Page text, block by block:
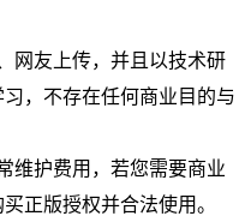
网友上传，并且以技术研
，不存在任何商业目的与
维护费用，若您需要商业
正版授权并合法使用。